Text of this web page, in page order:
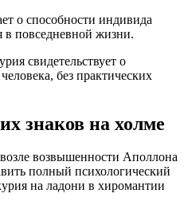
о способности индивида
в повседневной жизни.
свидетельствует о
без практических
знаков на холме
возвышенности Аполлона
полный психологический
на ладони в хиромантии